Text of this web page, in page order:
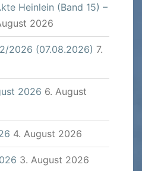
Heinlein (Band 15) –
2026
2026 (07.08.2026) 7.
2026 6. August
4. August 2026
3. August 2026